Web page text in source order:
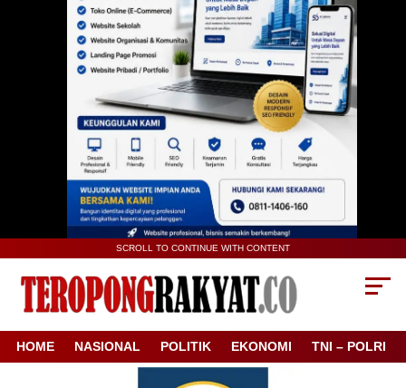
SCROLL TO CONTINUE WITH CONTENT
HOME NASIONAL POLITIK EKONOMI TNI – POLRI